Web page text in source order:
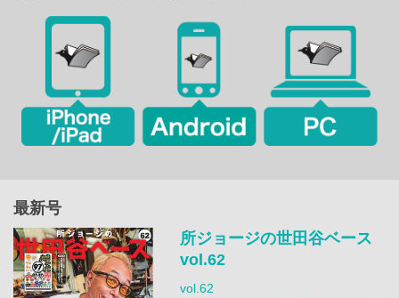
最新号
所ジョージの世田谷ベース
vol.62
vol.62